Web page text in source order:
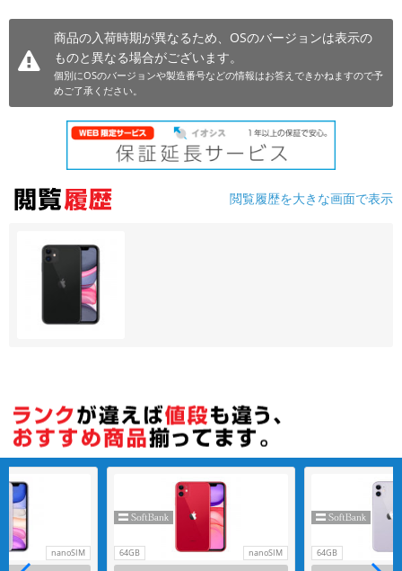
商品の入荷時期が異なるため、OSのバージョンは表示の
ものと異なる場合がございます。
個別にOSのバージョンや製造番号などの情報はお答えできかねますので予
めご了承ください。
閲覧履歴を大きな画面で表示
nanoSIM 64GB nanoSIM 64GB
年 月 まで
各項目のチェックボックスは「or検索」となります。
ただし機能別のみ「and検索」となります。